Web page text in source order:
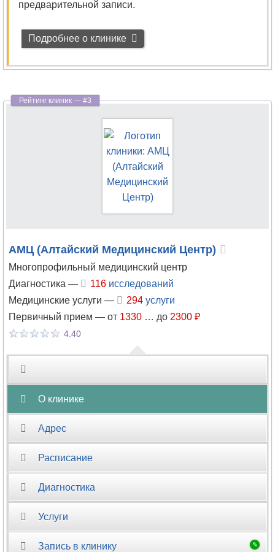
Отоларингология
Паразитология
Профпатология
Психиатрия
Психиатрия-
наркология
Психология
Психотерапия
Пульмонология
Радиология
Реабилитация
Реаниматология
Ревматология
предварительной записи.
Подробнее о клинике
АМЦ (Алтайский Медицинский Центр)
Многопрофильный медицинский центр
Диагностика —
116 исследований
Медицинские услуги —
294 услуги
Первичный прием — от 1330 … до 2300 ₽
4.40
О клинике
Адрес
Расписание
Диагностика
Услуги
Запись в клинику